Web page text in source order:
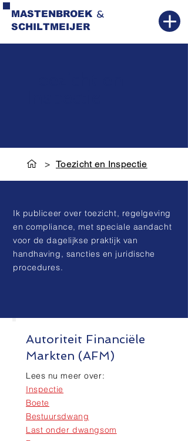
MASTENBROEK
SCHILTMEIJER
&
> Toezicht en Inspectie
Ik publiceer over toezicht, regelgeving
en compliance, met speciale aandacht
voor de dagelijkse praktijk van
handhaving, sancties en juridische
procedures.
Autoriteit Financiële
Markten (AFM)
Lees nu meer over:
Inspectie
Boete
Bestuursdwang
Last onder dwangsom